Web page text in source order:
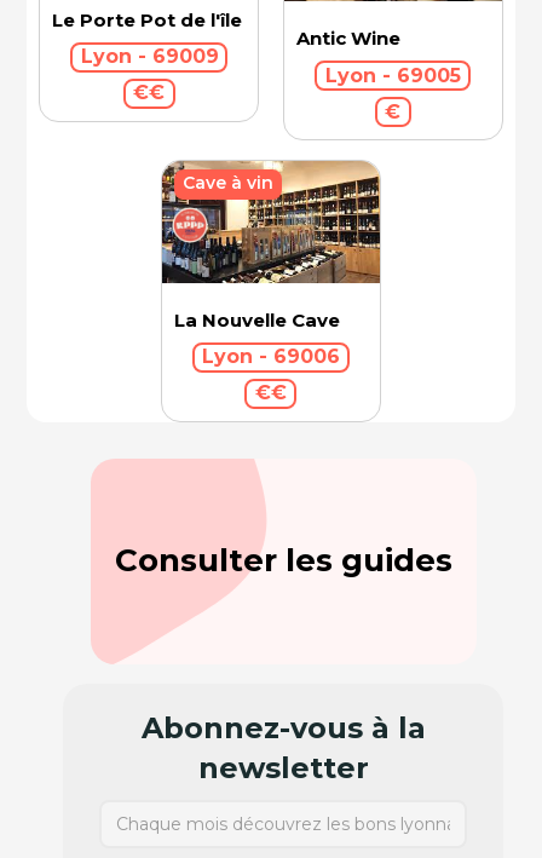
Le Porte Pot de l'île Barbe
Lyon - 69009
€€
Antic Wine
Lyon - 69005
€
La Nouvelle Cave
Lyon - 69006
€€
Cave à vin
Consulter les guides
Abonnez-vous à la
newsletter